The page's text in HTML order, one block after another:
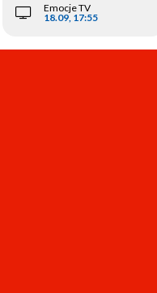
Emocje TV
18.09, 17:55